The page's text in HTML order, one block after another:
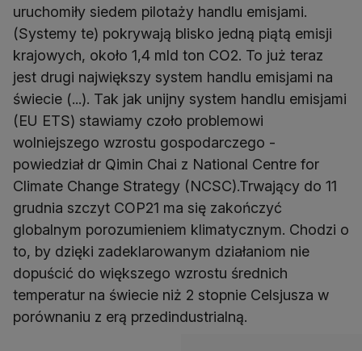
uruchomiły siedem pilotaży handlu emisjami.
(Systemy te) pokrywają blisko jedną piątą emisji
krajowych, około 1,4 mld ton CO2. To już teraz
jest drugi największy system handlu emisjami na
świecie (...). Tak jak unijny system handlu emisjami
(EU ETS) stawiamy czoło problemowi
wolniejszego wzrostu gospodarczego -
powiedział dr Qimin Chai z National Centre for
Climate Change Strategy (NCSC).Trwający do 11
grudnia szczyt COP21 ma się zakończyć
globalnym porozumieniem klimatycznym. Chodzi o
to, by dzięki zadeklarowanym działaniom nie
dopuścić do większego wzrostu średnich
temperatur na świecie niż 2 stopnie Celsjusza w
porównaniu z erą przedindustrialną.